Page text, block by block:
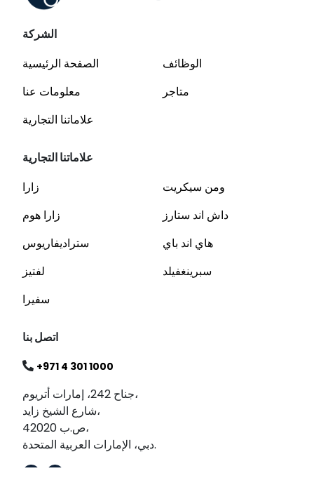
الشركة
الصفحة الرئيسية
معلومات عنا
علاماتنا التجارية
الوظائف
متاجر
علاماتنا التجارية
زارا
زارا هوم
ستراديفاريوس
لفتيز
سفيرا
ومن سيكريت
داش اند ستارز
هاي اند باي
سبرينغفيلد
اتصل بنا
+971 4 301 1000
جناح 242، إمارات أتريوم،
شارع الشيخ زايد،
ص.ب 42020،
دبي، الإمارات العربية المتحدة.